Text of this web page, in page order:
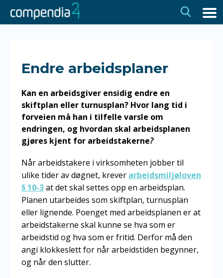
Endre arbeidsplaner
Kan en arbeidsgiver ensidig endre en
skiftplan eller turnusplan? Hvor lang tid i
forveien må han i tilfelle varsle om
endringen, og hvordan skal arbeidsplanen
gjøres kjent for arbeidstakerne?
Når arbeidstakere i virksomheten jobber til
ulike tider av døgnet, krever arbeidsmiljøloven
§ 10-3at det skal settes opp en arbeidsplan.
Planen utarbeides som skiftplan, turnusplan
eller lignende. Poenget med arbeidsplanen er at
arbeidstakerne skal kunne se hva som er
arbeidstid og hva som er fritid. Derfor må den
angi klokkeslett for når arbeidstiden begynner,
og når den slutter.